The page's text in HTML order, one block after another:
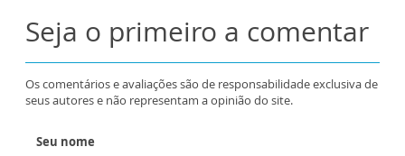
Seja o primeiro a comentar
Os comentários e avaliações são de responsabilidade exclusiva de
seus autores e não representam a opinião do site.
Seu nome